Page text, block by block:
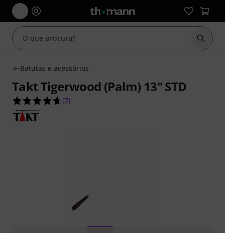
Iniciar
Batutas e acessórios
Takt Tigerwood (Palm) 13" STD
4.7 de 5 estrelas de 7 avaliações de clientes
(7)